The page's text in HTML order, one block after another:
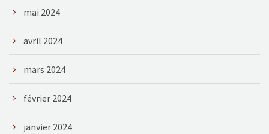
mai 2024
avril 2024
mars 2024
février 2024
janvier 2024